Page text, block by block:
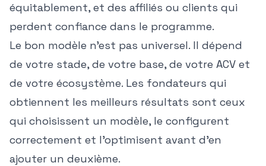
équitablement, et des affiliés ou clients qui
perdent confiance dans le programme.
Le bon modèle n'est pas universel. Il dépend
de votre stade, de votre base, de votre ACV et
de votre écosystème. Les fondateurs qui
obtiennent les meilleurs résultats sont ceux
qui choisissent un modèle, le configurent
correctement et l'optimisent avant d'en
ajouter un deuxième.